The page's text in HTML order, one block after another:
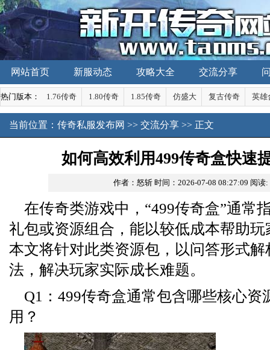
网站首页 新服动态 攻略大全 交流分享
热门版本： 1.76传奇 1.80传奇 1.85传奇 仿盛大 复古传奇 英雄
当前位置： 传奇私服发布网 >> 交流分享 >> 正文
如何高效利用499传奇盒快速
作者：怒斩 时间：2026-07-08 08:27:09 阅读:
在传奇类游戏中，“499传奇盒”通常
礼包或资源组合，能以较低成本帮助
本文将针对此类资源包，以问答形式
法，解决玩家实际成长难题。
Q1：499传奇盒通常包含哪些核心资
用？